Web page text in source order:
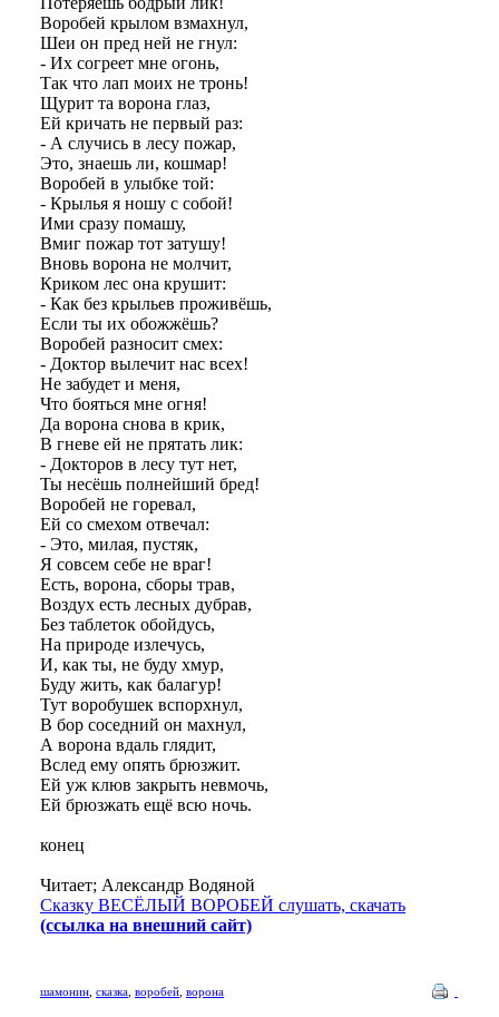
Воробей крылом взмахнул,
Шеи он пред ней не гнул:
- Их согреет мне огонь,
Так что лап моих не тронь!
Щурит та ворона глаз,
Ей кричать не первый раз:
- А случись в лесу пожар,
Это, знаешь ли, кошмар!
Воробей в улыбке той:
- Крылья я ношу с собой!
Ими сразу помашу,
Вмиг пожар тот затушу!
Вновь ворона не молчит,
Криком лес она крушит:
- Как без крыльев проживёшь,
Если ты их обожжёшь?
Воробей разносит смех:
- Доктор вылечит нас всех!
Не забудет и меня,
Что бояться мне огня!
Да ворона снова в крик,
В гневе ей не прятать лик:
- Докторов в лесу тут нет,
Ты несёшь полнейший бред!
Воробей не горевал,
Ей со смехом отвечал:
- Это, милая, пустяк,
Я совсем себе не враг!
Есть, ворона, сборы трав,
Воздух есть лесных дубрав,
Без таблеток обойдусь,
На природе излечусь,
И, как ты, не буду хмур,
Буду жить, как балагур!
Тут воробушек вспорхнул,
В бор соседний он махнул,
А ворона вдаль глядит,
Вслед ему опять брюзжит.
Ей уж клюв закрыть невмочь,
Ей брюзжать ещё всю ночь.
конец
Читает; Александр Водяной
Сказку ВЕСЁЛЫЙ ВОРОБЕЙ слушать, скачать
(ссылка на внешний сайт)
шамонин, сказка, воробей, ворона